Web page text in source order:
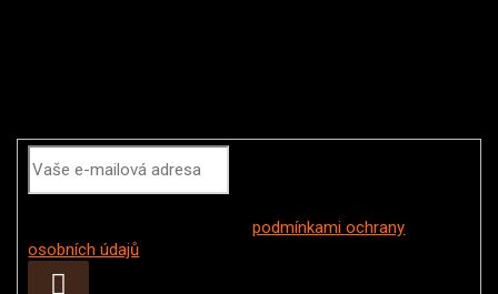
Vložením e-mailu souhlasíte spodmínkami ochrany
osobních údajů